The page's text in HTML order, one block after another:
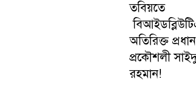
তবিয়তে
অতিরিক্ত প্রধান
প্রকৌশলী
রহমান!